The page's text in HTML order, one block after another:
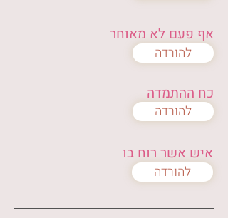
אף פעם לא מאוחר
להורדה
להורדה
כח ההתמדה
איש אשר רוח בו
להורדה